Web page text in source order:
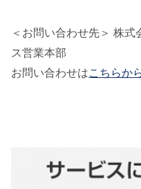
＜お問い合わせ先＞ 株
ス営業本部
お問い合わせはこちらか